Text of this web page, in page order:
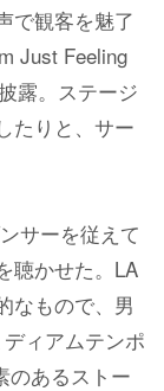
で観客を魅了
Just Feeling
露。ステージ
たりと、サー
サーを従えて
聴かせた。LA
なもので、男
ィアムテンポ
のあるストー